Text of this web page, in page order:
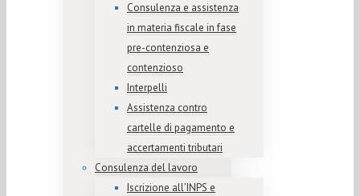
Consulenza e assistenza
in materia fiscale in fase
pre-contenziosa e
contenzioso
Interpelli
Assistenza contro
cartelle di pagamento e
accertamenti tributari
Consulenza del lavoro
Iscrizione all’INPS e